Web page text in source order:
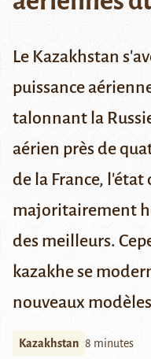
Le Kazakhstan
puissance
talonnant la
aérien près de
de la France, l'état
majoritairement
des meilleurs.
kazakhe se
nouveaux
Kazakhstan 8 minutes